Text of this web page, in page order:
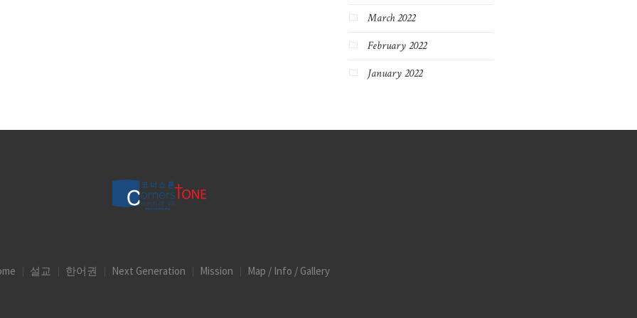
March 2022
February 2022
January 2022
설교 한어권 Next Generation Mission Map / Info / Gallery